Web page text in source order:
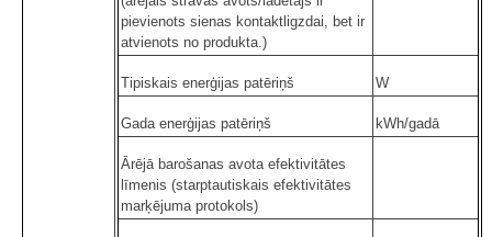
pievienots sienas kontaktligzdai, bet ir
atvienots no produkta.)
Tipiskais enerģijas patēriņš W
Gada enerģijas patēriņš kWh/gadā
Ārējā barošanas avota efektivitātes
līmenis (starptautiskais efektivitātes
marķējuma protokols)